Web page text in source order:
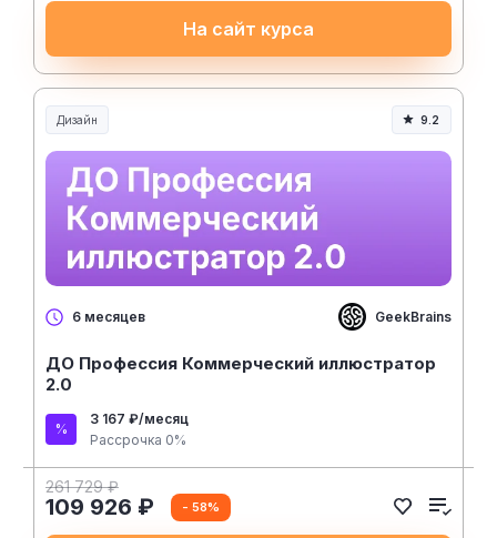
На сайт курса
Дизайн 9.2
6 месяцев GeekBrains
ДО Профессия Коммерческий иллюстратор
2.0
3 167 ₽/месяц
Рассрочка 0%
261 729 ₽
109 926 ₽ - 58%